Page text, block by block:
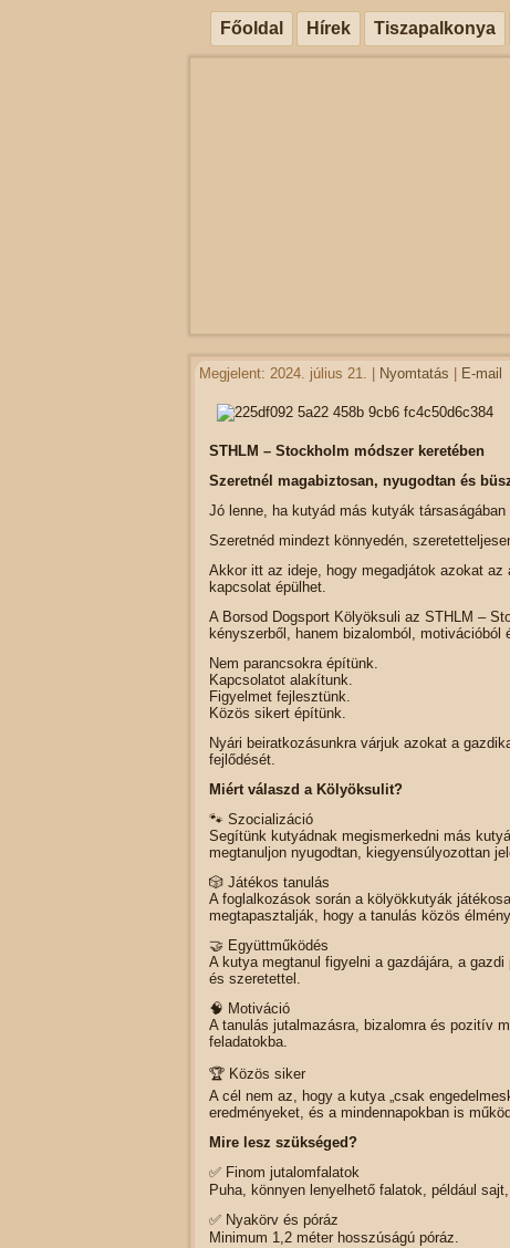
Főoldal Hírek Tiszapalkonya
Megjelent: 2024. július 21. Nyomtatás E-mail
STHLM – Stockholm módszer keretében
Szeretnél magabiztosan, nyugodtan és
Jó lenne, ha kutyád más kutyák
Szeretnéd mindezt könnyedén,
Akkor itt az ideje, hogy megadjátok azokat
kapcsolat épülhet.
A Borsod Dogsport Kölyöksuli az STHLM –
kényszerből, hanem bizalomból, motivációból
Nem parancsokra építünk.
Kapcsolatot alakítunk.
Figyelmet fejlesztünk.
Közös sikert építünk.
Nyári beiratkozásunkra várjuk azokat a
fejlődését.
Miért válaszd a Kölyöksulit?
🐾 Szocializáció
Segítünk kutyádnak megismerkedni más
megtanuljon nyugodtan, kiegyensúlyozottan
🎲 Játékos tanulás
A foglalkozások során a kölyökkutyák
megtapasztalják, hogy a tanulás közös
🤝 Együttműködés
A kutya megtanul figyelni a gazdájára, a
és szeretettel.
🧠 Motiváció
A tanulás jutalmazásra, bizalomra és pozitív
feladatokba.
🏆 Közös siker
A cél nem az, hogy a kutya „csak
eredményeket, és a mindennapokban is
Mire lesz szükséged?
✅ Finom jutalomfalatok
Puha, könnyen lenyelhető falatok, például
✅ Nyakörv és póráz
Minimum 1,2 méter hosszúságú póráz.